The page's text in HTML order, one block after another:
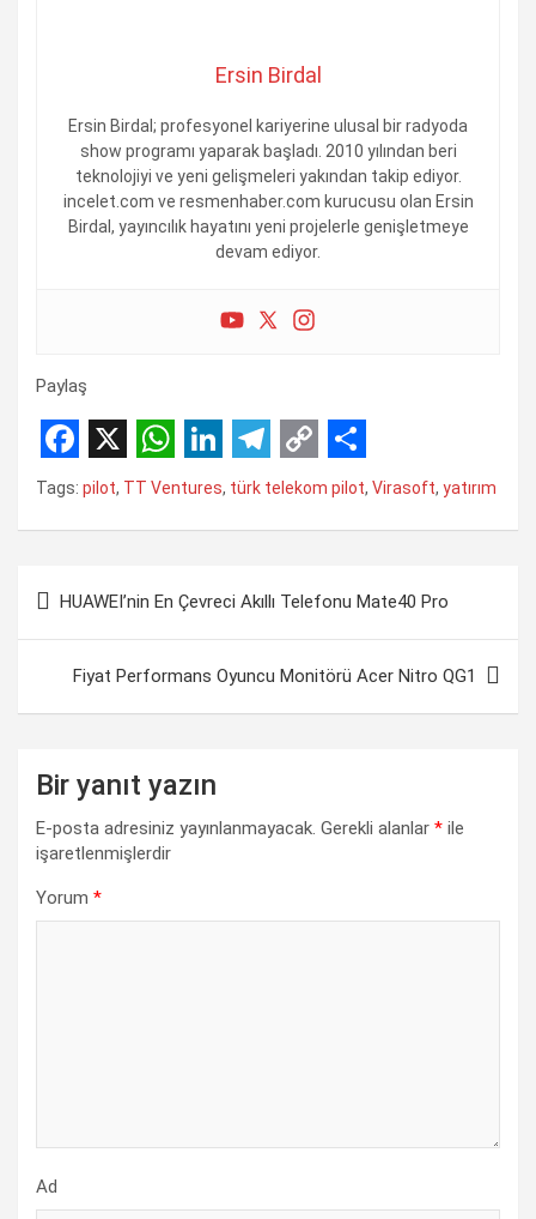
Ersin Birdal
Ersin Birdal; profesyonel kariyerine ulusal bir radyoda
show programı yaparak başladı. 2010 yılından beri
teknolojiyi ve yeni gelişmeleri yakından takip ediyor.
incelet.com ve resmenhaber.com kurucusu olan Ersin
Birdal, yayıncılık hayatını yeni projelerle genişletmeye
devam ediyor.
Paylaş
F
e
b
o
X W
t
s
A
p
L
k
e
d
I
T
e
g
r
a
C
y
L
i
n
S
r
e
Tags: pilot, TT Ventures, türk telekom pilot, Virasoft, yatırım
Yazı
HUAWEI’nin En Çevreci Akıllı Telefonu Mate40 Pro
Fiyat Performans Oyuncu Monitörü Acer Nitro QG1
Bir yanıt yazın
E-posta adresiniz yayınlanmayacak. Gerekli alanlar * ile
işaretlenmişlerdir
Yorum *
Ad